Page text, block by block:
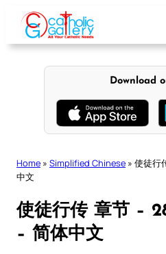
content
Download
Home » Simplified Chinese » 使徒行
中文
使徒行传 章节 –
– 简体中文